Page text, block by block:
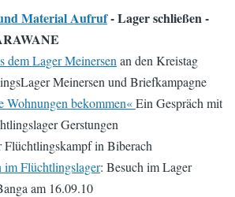
Material Aufruf- Lager schließen -
dem Lager Meinersen an den Kreistag
Meinersen und Briefkampagne
Wohnungen bekommen«Ein Gespräch mit
Gerstungen
Flüchtlingskampf in Biberach
Flüchtlingslager: Besuch im Lager
am 16.09.10